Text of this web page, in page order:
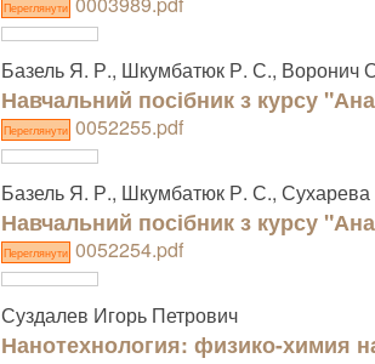
Переглянути
Базель Я. Р., Шкумбатюк Р. С., Воронич
Навчальний посібник з курсу
Переглянути 0052255.pdf
Базель Я. Р., Шкумбатюк Р. С.,
Навчальний посібник з курсу
Переглянути 0052254.pdf
Суздалев Игорь Петрович
Нанотехнология: физико-химия